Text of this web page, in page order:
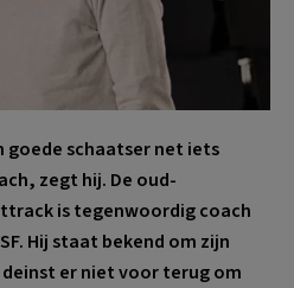
schaatser net iets
zegt hij. De oud-
is tegenwoordig coach
Hij staat bekend om zijn
er niet voor terug om